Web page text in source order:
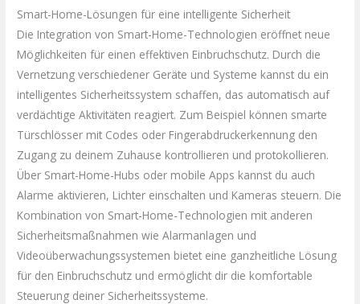
Smart-Home-Lösungen für eine intelligente Sicherheit
Die Integration von Smart-Home-Technologien eröffnet neue
Möglichkeiten für einen effektiven Einbruchschutz. Durch die
Vernetzung verschiedener Geräte und Systeme kannst du ein
intelligentes Sicherheitssystem schaffen, das automatisch auf
verdächtige Aktivitäten reagiert. Zum Beispiel können smarte
Türschlösser mit Codes oder Fingerabdruckerkennung den
Zugang zu deinem Zuhause kontrollieren und protokollieren.
Über Smart-Home-Hubs oder mobile Apps kannst du auch
Alarme aktivieren, Lichter einschalten und Kameras steuern. Die
Kombination von Smart-Home-Technologien mit anderen
Sicherheitsmaßnahmen wie Alarmanlagen und
Videoüberwachungssystemen bietet eine ganzheitliche Lösung
für den Einbruchschutz und ermöglicht dir die komfortable
Steuerung deiner Sicherheitssysteme.